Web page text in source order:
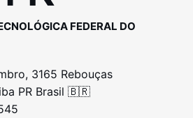
FEDERAL DO
3165 Rebouças
PR Brasil 🇧🇷